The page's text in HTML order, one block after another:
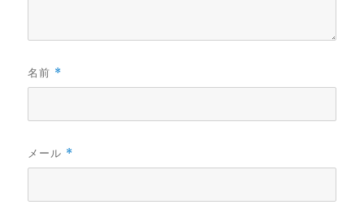
名前 *
メール *